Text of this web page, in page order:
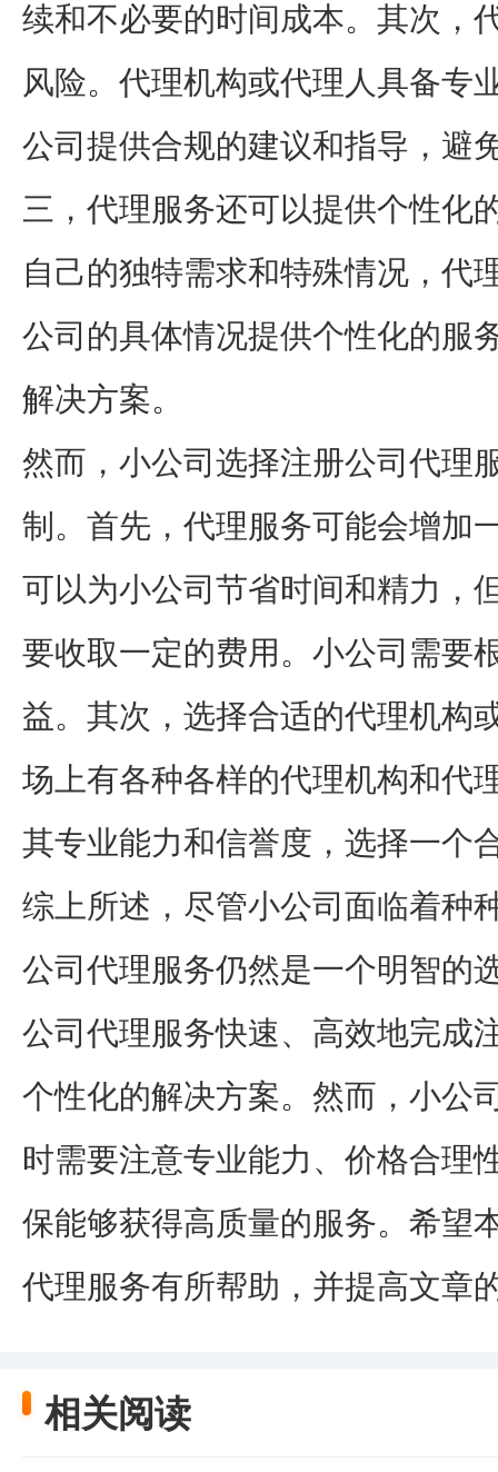
续和不必要的时间成本。其次，
风险。代理机构或代理人具备专
公司提供合规的建议和指导，避
三，代理服务还可以提供个性化
自己的独特需求和特殊情况，代
公司的具体情况提供个性化的服
解决方案。
然而，小公司选择注册公司代理
制。首先，代理服务可能会增加
可以为小公司节省时间和精力，
要收取一定的费用。小公司需要
益。其次，选择合适的代理机构
场上有各种各样的代理机构和代
其专业能力和信誉度，选择一个
综上所述，尽管小公司面临着种
公司代理服务仍然是一个明智的
公司代理服务快速、高效地完成
个性化的解决方案。然而，小公
时需要注意专业能力、价格合理
保能够获得高质量的服务。希望
代理服务有所帮助，并提高文章
相关阅读